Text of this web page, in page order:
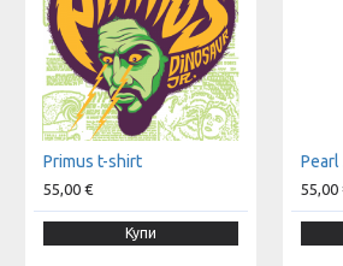
Primus t-shirt
55,00 €
Купи
55,00